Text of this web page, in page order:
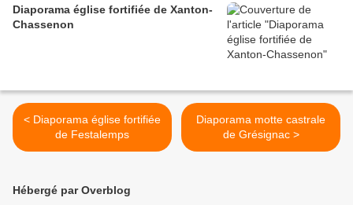
Diaporama église fortifiée de Xanton-
Chassenon
< Diaporama église fortifiée
de Festalemps
Diaporama motte castrale
de Grésignac >
Hébergé par Overblog